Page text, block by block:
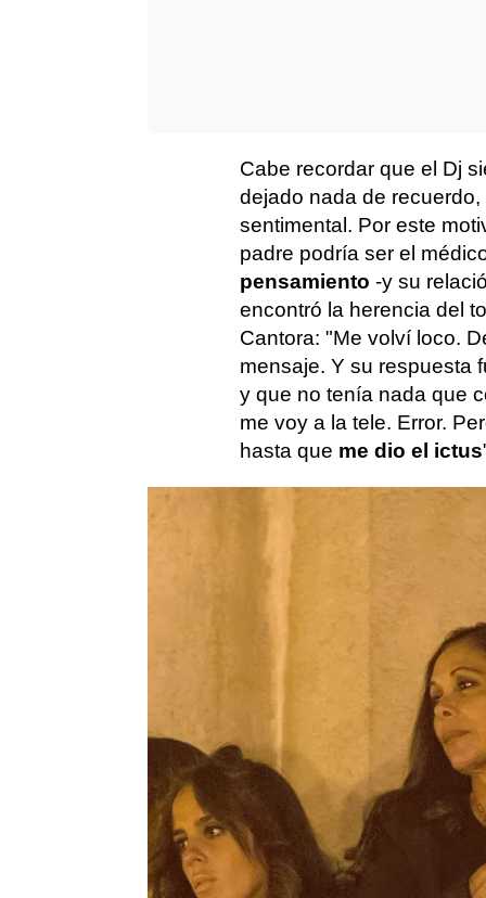
Cabe recordar que el Dj
dejado nada de
sentimental. Por este
padre podría ser el
pensamiento -y su
encontró la herencia del
Cantora: "Me volví loco.
mensaje. Y su respuesta
y que no tenía nada que
me voy a la tele. Error.
hasta que me dio el ictus